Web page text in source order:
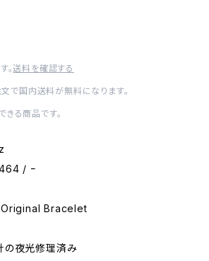
。送料を確認する
で国内送料が無料になります。
る商品です。
/ ｰ
Original Bracelet
の夜光修理済み